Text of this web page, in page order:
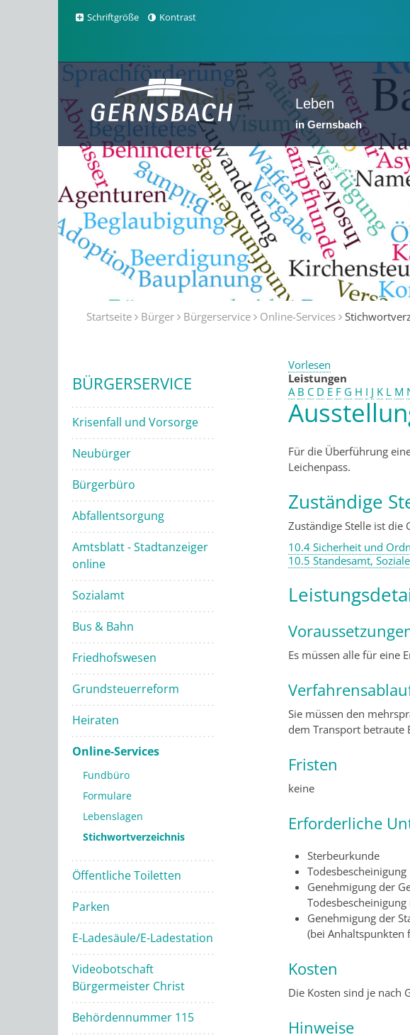
Schriftgröße Kontrast
Leben
in Gernsbach
Stadtwerke
Startseite Bürger Bürgerservice Online-Services
BÜRGERSERVICE
Krisenfall und Vorsorge
Neubürger
Bürgerbüro
Abfallentsorgung
Amtsblatt - Stadtanzeiger
online
Sozialamt
Bus & Bahn
Friedhofswesen
Grundsteuerreform
Heiraten
Online-Services
Fundbüro
Formulare
Lebenslagen
Stichwortverzeichnis
Öffentliche Toiletten
Parken
E-Ladesäule/E-Ladestation
Videobotschaft
Bürgermeister Christ
Behördennummer 115
Vorlesen
Leistungen
A B C D E F G H I J K L M
Für die Überführung
Leichenpass.
Zuständige
Zuständige Stelle ist die
10.4 Sicherheit und
10.5 Standesamt,
Es müssen alle für eine
Sie müssen den
dem Transport betraute
Fristen
keine
Erforderliche
Sterbeurkunde
Todesbescheinigung
Genehmigung der
Genehmigung der
(bei Anhaltspunkten
Kosten
Die Kosten sind je nach
Hinweise